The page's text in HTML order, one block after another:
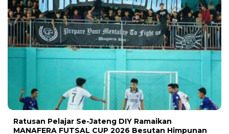
Ratusan Pelajar Se-Jateng DIY Ramaikan
MANAFERA FUTSAL CUP 2026 Besutan Himpunan